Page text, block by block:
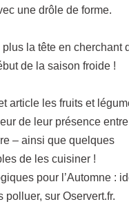
une drôle de forme.
la tête en cherchant
de la saison froide !
article les fruits et
de leur présence entre
– ainsi que quelques
de les cuisiner !
pour l’Automne :
polluer, sur Oservert.fr.